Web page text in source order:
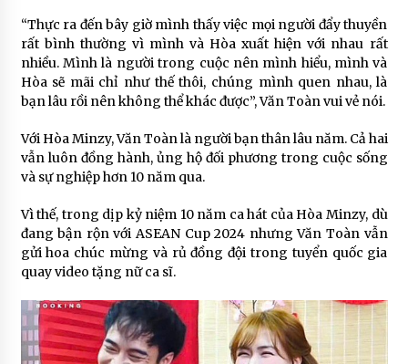
“Thực ra đến bây giờ mình thấy việc mọi người đẩy thuyền
rất bình thường vì mình và Hòa xuất hiện với nhau rất
nhiều. Mình là người trong cuộc nên mình hiểu, mình và
Hòa sẽ mãi chỉ như thế thôi, chúng mình quen nhau, là
bạn lâu rồi nên không thể khác được”, Văn Toàn vui vẻ nói.
Với Hòa Minzy, Văn Toàn là người bạn thân lâu năm. Cả hai
vẫn luôn đồng hành, ủng hộ đối phương trong cuộc sống
và sự nghiệp hơn 10 năm qua.
Vì thế, trong dịp kỷ niệm 10 năm ca hát của Hòa Minzy, dù
đang bận rộn với ASEAN Cup 2024 nhưng Văn Toàn vẫn
gửi hoa chúc mừng và rủ đồng đội trong tuyển quốc gia
quay video tặng nữ ca sĩ.